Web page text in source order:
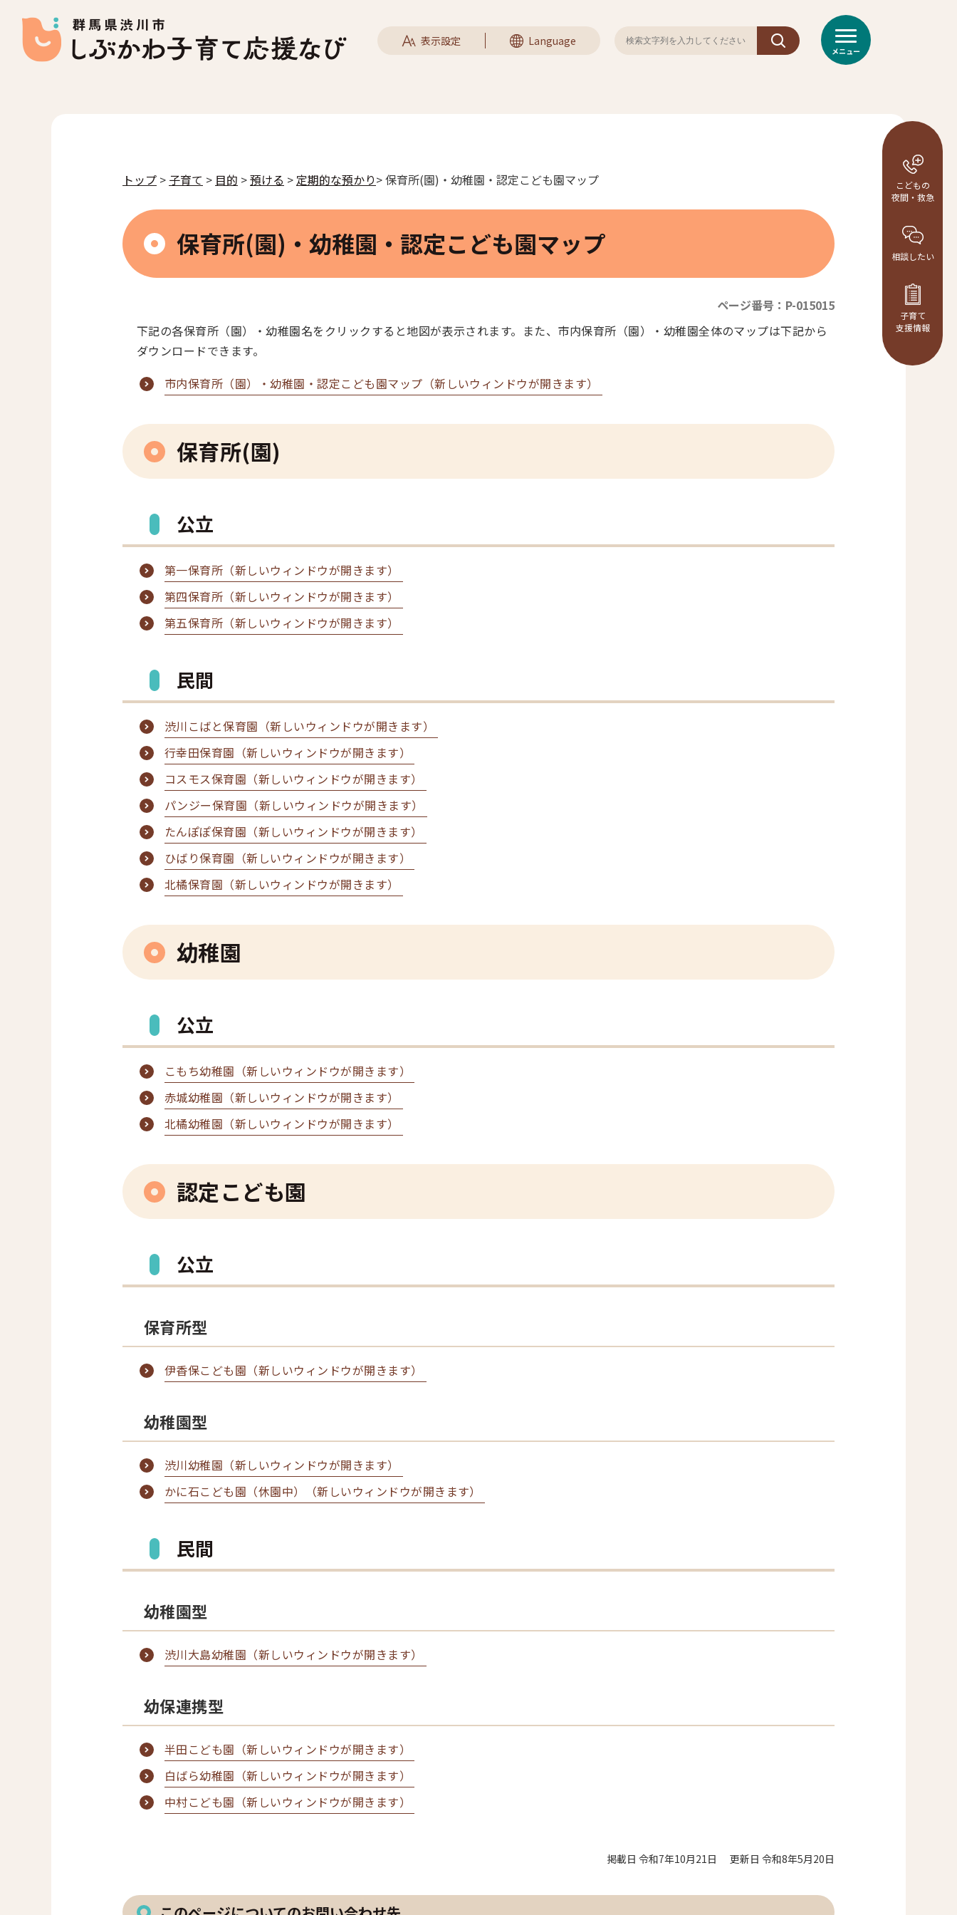
表示設定 Language
メニュー
トップ > 子育て > 目的 >預ける > 定期的な預かり> 保育所(園)・幼稚園・認定こども園マップ
保育所(園)・幼稚園・認定こども園マップ
ページ番号：P-015015
下記の各保育所（園）・幼稚園名をクリックすると地図が表示されます。また、市内保育所（園）・幼稚園全体のマップは下記から
ダウンロードできます。
市内保育所（園）・幼稚園・認定こども園マップ（新しいウィンドウが開きます）
保育所(園)
公立
第一保育所（新しいウィンドウが開きます）
第四保育所（新しいウィンドウが開きます）
第五保育所（新しいウィンドウが開きます）
民間
渋川こばと保育園（新しいウィンドウが開きます）
行幸田保育園（新しいウィンドウが開きます）
コスモス保育園（新しいウィンドウが開きます）
パンジー保育園（新しいウィンドウが開きます）
たんぽぽ保育園（新しいウィンドウが開きます）
ひばり保育園（新しいウィンドウが開きます）
北橘保育園（新しいウィンドウが開きます）
幼稚園
公立
こもち幼稚園（新しいウィンドウが開きます）
赤城幼稚園（新しいウィンドウが開きます）
北橘幼稚園（新しいウィンドウが開きます）
認定こども園
公立
保育所型
伊香保こども園（新しいウィンドウが開きます）
幼稚園型
渋川幼稚園（新しいウィンドウが開きます）
かに石こども園（休園中）（新しいウィンドウが開きます）
民間
幼稚園型
渋川大島幼稚園（新しいウィンドウが開きます）
幼保連携型
半田こども園（新しいウィンドウが開きます）
白ばら幼稚園（新しいウィンドウが開きます）
中村こども園（新しいウィンドウが開きます）
掲載日 令和7年10月21日 更新日 令和8年5月20日
こどもの
夜間・救急
相談したい
子育て
支援情報